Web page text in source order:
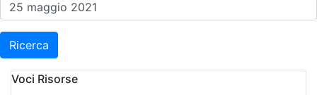
Ricerca
Voci Risorse